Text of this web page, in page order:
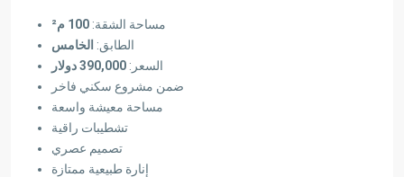
مساحة الشقة: 100 م²
الطابق: الخامس
السعر: 390,000 دولار
ضمن مشروع سكني فاخر
مساحة معيشة واسعة
تشطيبات راقية
تصميم عصري
إنارة طبيعية ممتازة